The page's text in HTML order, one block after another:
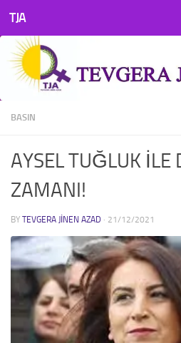
Skip to content
TJA
BASIN
AYSEL TUĞLUK
ZAMANI!
BY TEVGERA JINEN AZAD · 21/12/2021